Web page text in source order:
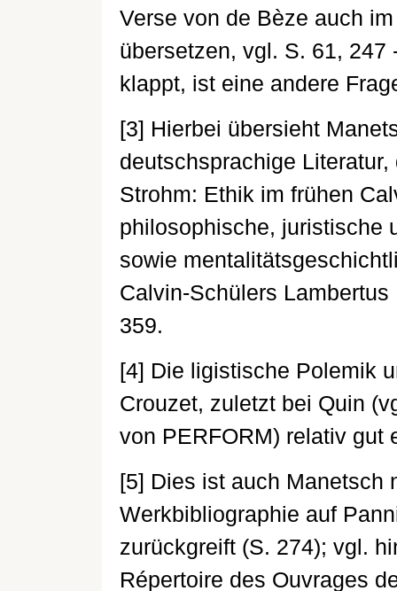
Verse von de Bèze auch
übersetzen, vgl. S. 61, 247
klappt, ist eine andere
[3] Hierbei übersieht
deutschsprachige
Strohm: Ethik im frühen
philosophische, juristische
sowie
Calvin-Schülers
359.
[4] Die ligistische Polemik
Crouzet, zuletzt bei Quin
von PERFORM) relativ gut
[5] Dies ist auch Manetsch
Werkbibliographie auf
zurückgreift (S. 274); vgl.
Répertoire des Ouvrages